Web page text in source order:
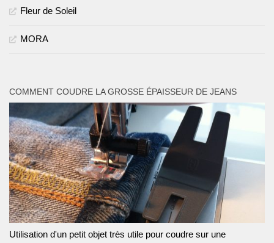
Fleur de Soleil
MORA
COMMENT COUDRE LA GROSSE ÉPAISSEUR DE JEANS
Utilisation d'un petit objet très utile pour coudre sur une